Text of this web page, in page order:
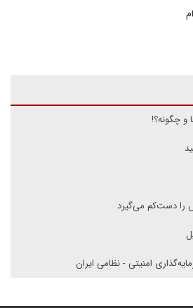
و چگونه؟!
را دست‌کم می‌گیرد
امنیتی - نظامی ایران